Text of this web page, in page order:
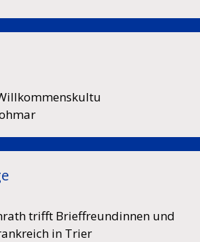
trifft Brieffreundinnen und
in Trier